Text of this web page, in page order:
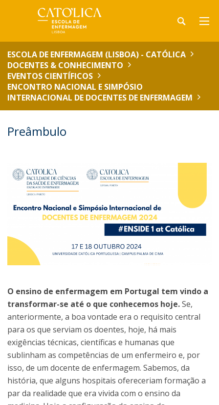
ESCOLA DE ENFERMAGEM (LISBOA) - CATÓLICA
DOCENTES & CONHECIMENTO
EVENTOS CIENTÍFICOS
ENCONTRO NACIONAL E SIMPÓSIO
INTERNACIONAL DE DOCENTES DE ENFERMAGEM
Preâmbulo
O ensino de enfermagem em Portugal tem vindo a
transformar-se até o que conhecemos hoje.Se,
anteriormente, a boa vontade era o requisito central
para os que serviam os doentes, hoje, há mais
exigências técnicas, científicas e humanas que
sublinham as competências de um enfermeiro e, por
isso, de um docente de enfermagem. Sabemos, da
história, que alguns hospitais ofereceriam formação a
par da realidade que era vivida com o ensino da